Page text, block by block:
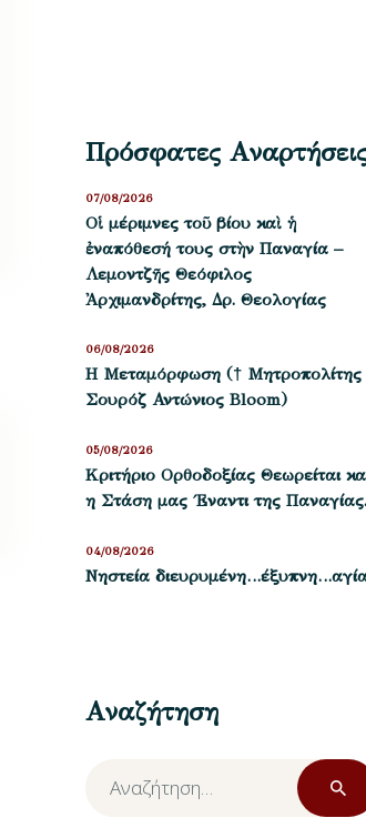
Πρόσφατες
Οἱ μέριμνες τοῦ βίου καὶ ἡ
ἐναπόθεσή τους στὴν Παναγία –
Λεμοντζῆς Θεόφιλος
Ἀρχιμανδρίτης, Δρ. Θεολογίας
07/08/2026
Η Μεταμόρφωση († Μητροπολίτης
Σουρόζ Αντώνιος Bloom)
06/08/2026
Kριτήριο Oρθοδοξίας Θεωρείται
η Στάση μας ΄Εναντι της Παναγίας.
05/08/2026
Νηστεία
04/08/2026
Αναζήτηση
Αναζήτηση
για: